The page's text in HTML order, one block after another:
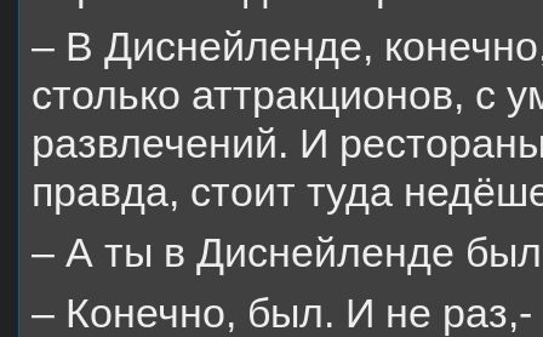
– В Диснейленде,
столько аттракционов, с
развлечений. И
правда, стоит туда
– А ты в Диснейленде
– Конечно, был. И не раз,-